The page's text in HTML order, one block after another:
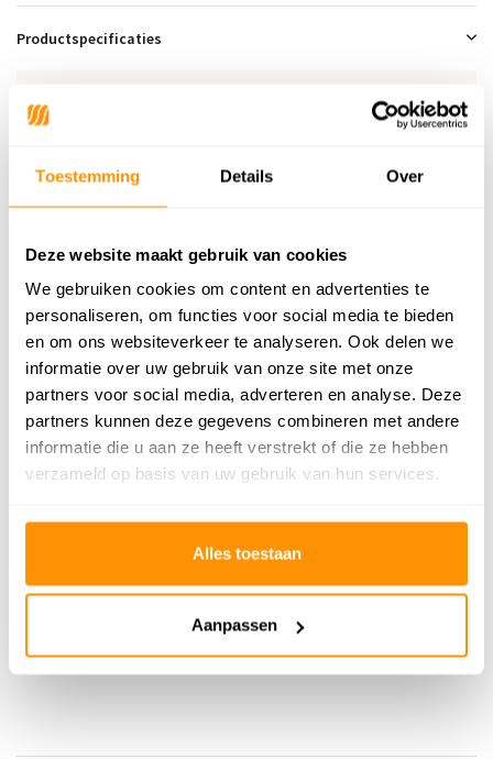
Toestemming Details Over
Deze website maakt gebruik van cookies
We gebruiken cookies om content en advertenties te
personaliseren, om functies voor social media te bieden
en om ons websiteverkeer te analyseren. Ook delen we
informatie over uw gebruik van onze site met onze
partners voor social media, adverteren en analyse. Deze
partners kunnen deze gegevens combineren met andere
informatie die u aan ze heeft verstrekt of die ze hebben
verzameld op basis van uw gebruik van hun services.
Alles toestaan
Aanpassen
64,95
Buy now, pay later
Productspecificaties
Materiaal Achterkant Gefibrilleerd garen
Gewicht 1,45kg/m²
Productiemethode Machinaal geweven
Vloerverwarming Geschikt
Geschikt voor: Binnen of
buiten?
Binnen & buiten
Anti allergie Ja